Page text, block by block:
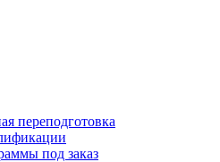
переподготовка
под заказ